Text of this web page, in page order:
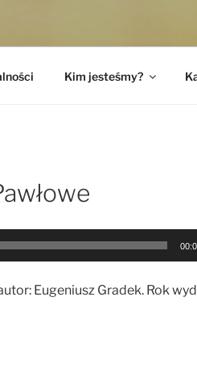
Kim jesteśmy?
Eugeniusz Gradek. Rok